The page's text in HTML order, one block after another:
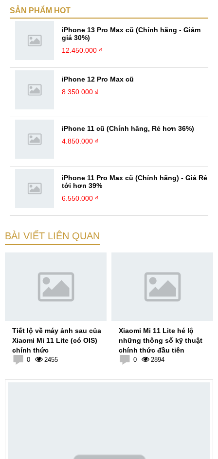
SẢN PHẨM HOT
iPhone 13 Pro Max cũ (Chính hãng - Giảm
giá 30%)
12.450.000 ₫
iPhone 12 Pro Max cũ
8.350.000 ₫
iPhone 11 cũ (Chính hãng, Rẻ hơn 36%)
4.850.000 ₫
iPhone 11 Pro Max cũ (Chính hãng) - Giá Rẻ
tới hơn 39%
6.550.000 ₫
BÀI VIẾT LIÊN QUAN
Tiết lộ về máy ảnh sau của
Xiaomi Mi 11 Lite (có OIS)
chính thức
0 2455
Xiaomi Mi 11 Lite hé lộ
những thông số kỹ thuật
chính thức đầu tiên
0 2894